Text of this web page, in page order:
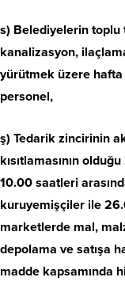
s) Belediyelerin toplu
kanalizasyon,
yürütmek üzere hafta
personel,
ş) Tedarik zincirinin
kısıtlamasının
10.00 saatleri
kuruyemişçiler ile
marketlerde mal,
depolama ve satışa
madde kapsamında